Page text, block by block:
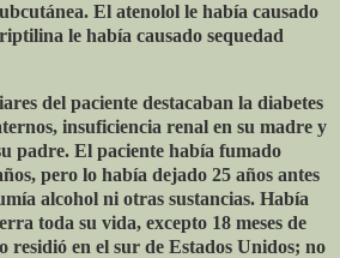
El atenolol le había causado
le había causado sequedad
del paciente destacaban la diabetes
insuficiencia renal en su madre y
padre. El paciente había fumado
pero lo había dejado 25 años antes
alcohol ni otras sustancias. Había
toda su vida, excepto 18 meses de
residió en el sur de Estados Unidos; no